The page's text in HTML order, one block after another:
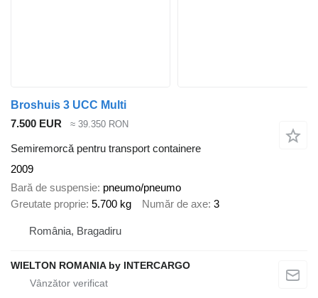
Broshuis 3 UCC Multi
7.500 EUR
≈ 39.350 RON
Semiremorcă pentru transport containere
2009
Bară de suspensie pneumo/pneumo
Greutate proprie 5.700 kg Număr de axe 3
România, Bragadiru
WIELTON ROMANIA by INTERCARGO